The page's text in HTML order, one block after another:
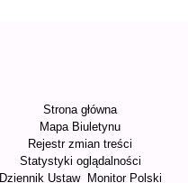
Strona główna
Mapa Biuletynu
Rejestr zmian treści
Statystyki oglądalności
Dziennik Ustaw
Monitor Polski